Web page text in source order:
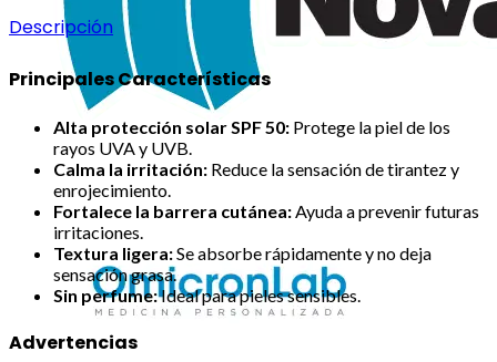
Descripción
Principales Características
Alta protección solar SPF 50: Protege la piel de los
rayos UVA y UVB.
Calma la irritación: Reduce la sensación de tirantez y
enrojecimiento.
Fortalece la barrera cutánea:Ayuda a prevenir futuras
irritaciones.
Textura ligera:Se absorbe rápidamente y no deja
sensación grasa.
Sin perfume:Ideal para pieles sensibles.
Advertencias